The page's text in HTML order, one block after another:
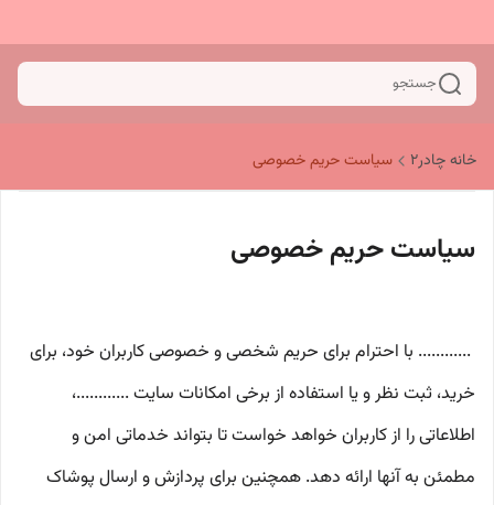
جستجو
خانه چادر۲ سیاست حریم خصوصی
سیاست حریم خصوصی
............ با احترام برای حریم شخصی و خصوصی کاربران خود، برای
خرید، ثبت نظر و یا استفاده از برخی امکانات سایت ............،
اطلاعاتی را از کاربران خواهد خواست تا بتواند خدماتی امن و
مطمئن به آنها ارائه دهد. همچنین برای پردازش و ارسال پوشاک